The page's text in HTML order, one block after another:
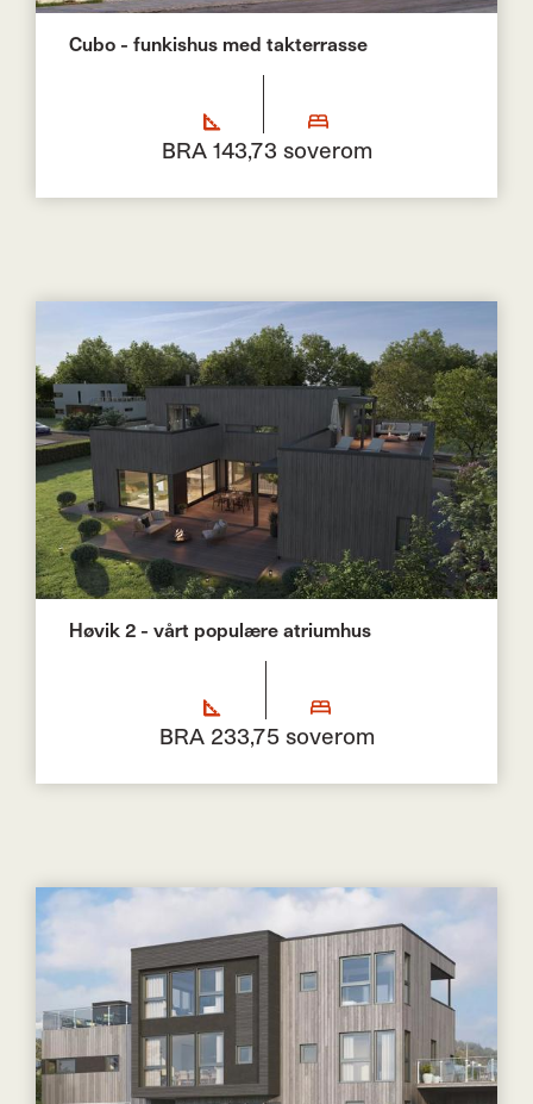
Cubo - funkishus med takterrasse
BRA 143,73 soverom
Høvik 2 - vårt populære atriumhus
BRA 233,75 soverom